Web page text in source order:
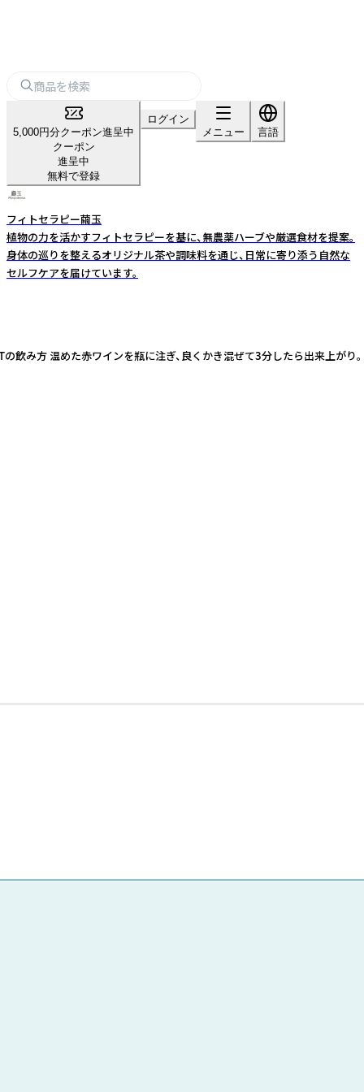
5,000円分クーポン進呈中
クーポン
進呈中
無料で登録
ログイン
メニュー
言語
フィトセラピー繭玉
植物の力を活かすフィトセラピーを基に、無農薬ハーブや厳選食材を提案。
身体の巡りを整えるオリジナル茶や調味料を通じ、日常に寄り添う自然な
セルフケアを届けています。
方 温めた赤ワインを瓶に注ぎ、良くかき混ぜて3分したら出来上がり。